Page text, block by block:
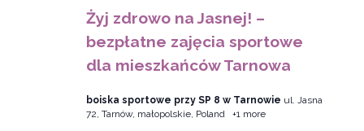
Żyj zdrowo na Jasnej! –
bezpłatne zajęcia sportowe
dla mieszkańców Tarnowa
boiska sportowe przy SP 8 w Tarnowie ul. Jasna
72, Tarnów, małopolskie, Poland
+1 more